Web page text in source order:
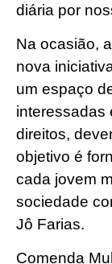
diária por
Na ocasião,
nova
um espaço
interessadas
direitos,
objetivo é
cada jovem
sociedade
Jô Farias.
Comenda